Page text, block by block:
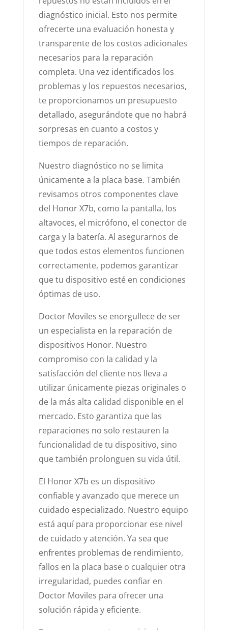
diagnóstico inicial. Esto nos permite
ofrecerte una evaluación honesta y
transparente de los costos adicionales
necesarios para la reparación
completa. Una vez identificados los
problemas y los repuestos necesarios,
te proporcionamos un presupuesto
detallado, asegurándote que no habrá
sorpresas en cuanto a costos y
tiempos de reparación.
Nuestro diagnóstico no se limita
únicamente a la placa base. También
revisamos otros componentes clave
del Honor X7b, como la pantalla, los
altavoces, el micrófono, el conector de
carga y la batería. Al asegurarnos de
que todos estos elementos funcionen
correctamente, podemos garantizar
que tu dispositivo esté en condiciones
óptimas de uso.
Doctor Moviles se enorgullece de ser
un especialista en la reparación de
dispositivos Honor. Nuestro
compromiso con la calidad y la
satisfacción del cliente nos lleva a
utilizar únicamente piezas originales o
de la más alta calidad disponible en el
mercado. Esto garantiza que las
reparaciones no solo restauren la
funcionalidad de tu dispositivo, sino
que también prolonguen su vida útil.
El Honor X7b es un dispositivo
confiable y avanzado que merece un
cuidado especializado. Nuestro equipo
está aquí para proporcionar ese nivel
de cuidado y atención. Ya sea que
enfrentes problemas de rendimiento,
fallos en la placa base o cualquier otra
irregularidad, puedes confiar en
Doctor Moviles para ofrecer una
solución rápida y eficiente.